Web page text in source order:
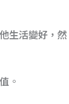
生活變好，然
。